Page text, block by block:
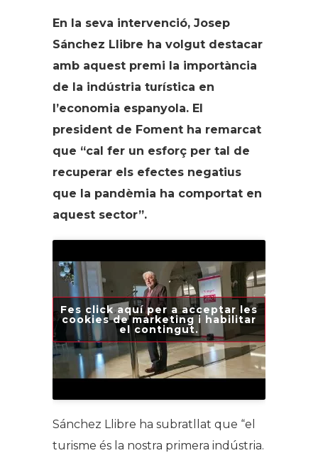
En la seva intervenció, Josep
Sánchez Llibre ha volgut destacar
amb aquest premi la importància
de la indústria turística en
l’economia espanyola. El
president de Foment ha remarcat
que “cal fer un esforç per tal de
recuperar els efectes negatius
que la pandèmia ha comportat en
aquest sector”.
Fes click aquí per a acceptar les
cookies de marketing i habilitar
el contingut.
Sánchez Llibre ha subratllat que “el
turisme és la nostra primera indústria.